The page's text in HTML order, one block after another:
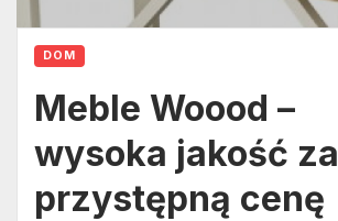
DOM
Meble Woood –
wysoka jakość za
przystępną cenę